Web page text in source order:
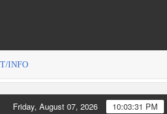
INFO
Friday, August 07, 2026 10:03:31 PM